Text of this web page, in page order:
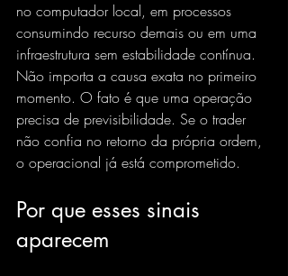
no computador local, em processos
consumindo recurso demais ou em uma
infraestrutura sem estabilidade contínua.
Não importa a causa exata no primeiro
momento. O fato é que uma operação
precisa de previsibilidade. Se o trader
não confia no retorno da própria ordem,
o operacional já está comprometido.
Por que esses sinais
aparecem